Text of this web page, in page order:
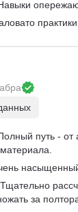
путь - от
насыщенный
Тщательно
за